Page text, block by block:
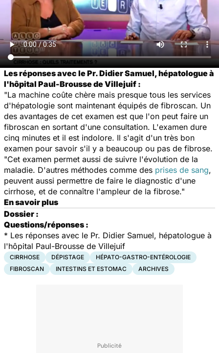
Les réponses avec le Pr. Didier Samuel, hépatologue à
l'hôpital Paul-Brousse de Villejuif :
"La machine coûte chère mais presque tous les services
d'hépatologie sont maintenant équipés de fibroscan. Un
des avantages de cet examen est que l'on peut faire un
fibroscan en sortant d'une consultation. L'examen dure
cinq minutes et il est indolore. Il s'agit d'un très bon
examen pour savoir s'il y a beaucoup ou pas de fibrose.
"Cet examen permet aussi de suivre l'évolution de la
maladie. D'autres méthodes comme des prises de sang,
peuvent aussi permettre de faire le diagnostic d'une
cirrhose, et de connaître l'ampleur de la fibrose."
En savoir plus
Dossier :
Questions/réponses :
* Les réponses avec le Pr. Didier Samuel, hépatologue à
l'hôpital Paul-Brousse de Villejuif
CIRRHOSE DÉPISTAGE
HÉPATO-GASTRO-ENTÉROLOGIE
FIBROSCAN
INTESTINS ET ESTOMAC ARCHIVES